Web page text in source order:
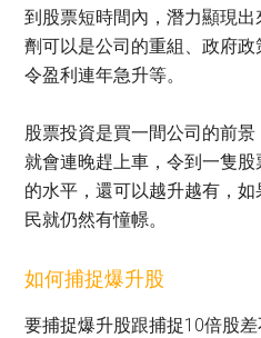
到股票短時間內，潛力顯現
劑可以是公司的重組、政府
令盈利連年急升等。
股票投資是買一間公司的前景
就會連晚趕上車，令到一隻
的水平，還可以越升越有，
民就仍然有憧幜。
如何捕捉爆升股
要捕捉爆升股跟捕捉10倍股